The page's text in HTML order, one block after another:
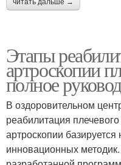
Этапы
артроскопии
полное
В оздоровительном
реабилитация
артроскопии
инновационных